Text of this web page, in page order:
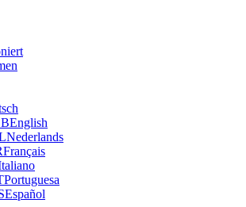
English
Nederlands
Français
Portuguesa
Español